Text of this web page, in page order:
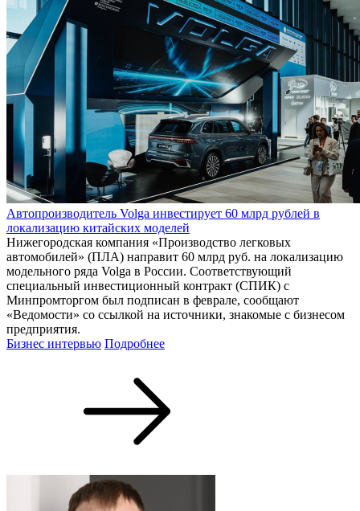
Автопроизводитель Volga инвестирует 60 млрд рублей в
локализацию китайских моделей
Нижегородская компания «Производство легковых
автомобилей» (ПЛА) направит 60 млрд руб. на локализацию
модельного ряда Volga в России. Соответствующий
специальный инвестиционный контракт (СПИК) с
Минпромторгом был подписан в феврале, сообщают
«Ведомости» со ссылкой на источники, знакомые с бизнесом
предприятия.
Бизнес интервью Подробнее